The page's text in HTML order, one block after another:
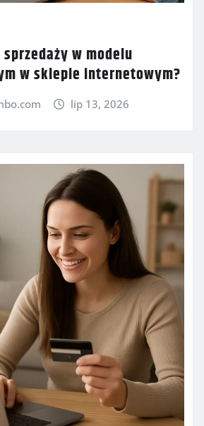
w modelu
w sklepie internetowym?
lip 13, 2026